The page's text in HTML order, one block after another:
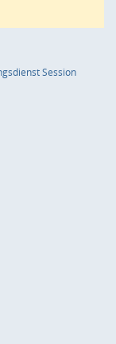
Session(Wird in